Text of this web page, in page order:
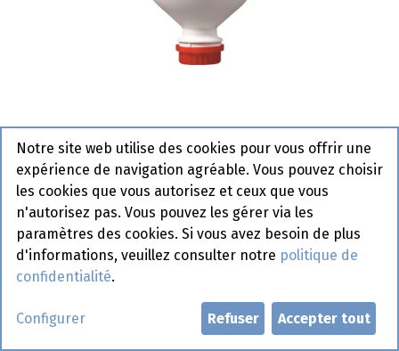
Barbecue Manna Slotts 2,6 kg
Actif
Demander un compte
Notre site web utilise des cookies pour vous offrir une
expérience de navigation agréable. Vous pouvez choisir
les cookies que vous autorisez et ceux que vous
n'autorisez pas. Vous pouvez les gérer via les
paramètres des cookies. Si vous avez besoin de plus
d'informations, veuillez consulter notre politique de
confidentialité.
Configurer Refuser Accepter tout